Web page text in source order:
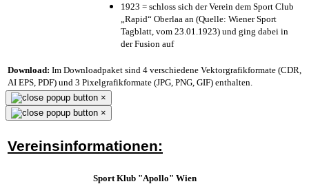
1923 = schloss sich der Verein dem Sport Club
„Rapid“ Oberlaa an (Quelle: Wiener Sport
Tagblatt, vom 23.01.1923) und ging dabei in
der Fusion auf
Download: Im Downloadpaket sind 4 verschiedene Vektorgrafikformate (CDR,
AI EPS, PDF) und 3 Pixelgrafikformate (JPG, PNG, GIF) enthalten.
×
×
Vereinsinformationen:
Sport Klub "Apollo" Wien